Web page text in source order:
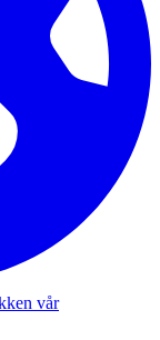
vår